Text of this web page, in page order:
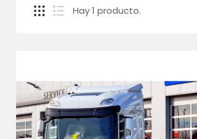
Hay 1 producto.